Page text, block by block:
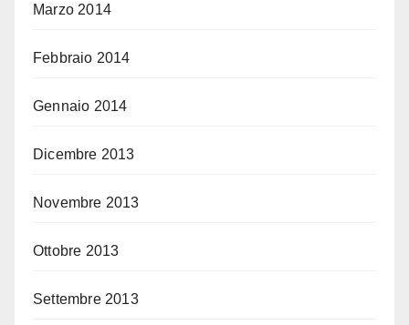
Marzo 2014
Febbraio 2014
Gennaio 2014
Dicembre 2013
Novembre 2013
Ottobre 2013
Settembre 2013